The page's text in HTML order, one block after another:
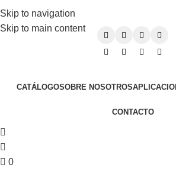
Skip to navigation
Skip to main content
AV. DEL LIBERTADOR 6602 - CABA -
CATÁLOGOSOBRE NOSOTROS
CONTACTO
0